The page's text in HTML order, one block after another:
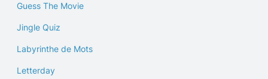
Guess The Movie
Jingle Quiz
Labyrinthe de Mots
Letterday